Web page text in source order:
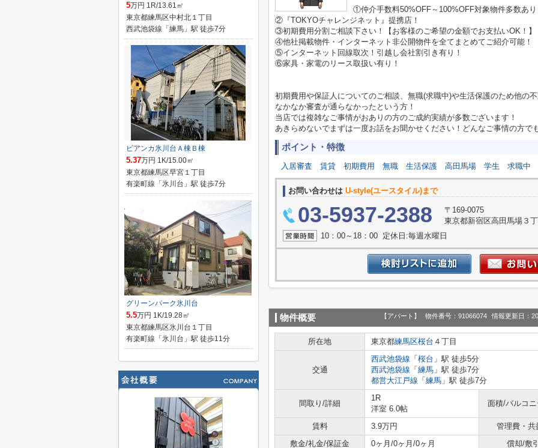
①仲介手数料50%OFF～100%OFF対象物件多数あ
②『TOKYOチャレンジネット』提携店！
③初期費用分割ご相談下さい！【お客様のご希望の金額でお支払いOK！】
④他社掲載物件・インターネット非公開物件を全てまとめてご紹介可能！
⑤インターネット回線取次！引越し会社割引き有り！
⑥家具・家電のリース取扱い有り！
初期費用や保証人についてのご相談、無職(求職中)や生活保護のため他の
なかなか審査が通らなかったという方！
当店では複雑なご事情がおありの方のご成約実績が多数ございます！
あきらめないでまずは一度お話をお聞かせください！どんなご事情の方で
ポイント・特徴
入居審査 賃貸 初期費用 無職 生活保護 高田馬場 学生 求職中
お問い合わせは U-style(ユースタイル)まで
03-5937-2388
〒169-0075
東京都新宿区高田馬場３
10：00～18：00 定休日:毎週水曜日
物件概要 【アパート】 物件番号：91066074 情報更新日：
所在地 東京都練馬区桜台 ４丁目
交通
西武池袋線 「 桜台 」駅 徒歩5分
西武池袋線 「 練馬 」駅 徒歩7分
都営大江戸線 「 練馬 」駅 徒歩7分
間取り/詳細
1R
洋室 6.0帖
面積/バルコ
賃料 3.9万円
管理費・共
敷金/礼金/保証金
0ヶ月/0ヶ月/0ヶ月
償却/敷
5万円 1R/13.61㎡
東京都練馬区中村北１丁目
西武池袋線「練馬」駅 徒歩7分
ビアンカ氷川台Ａ棟Ｂ棟
5.37万円 1K/15.00㎡
東京都練馬区早宮１丁目
有楽町線「氷川台」駅 徒歩7分
グリーンパーク氷川台
5.5万円 1K/19.28㎡
東京都練馬区氷川台１丁目
有楽町線「氷川台」駅 徒歩11分